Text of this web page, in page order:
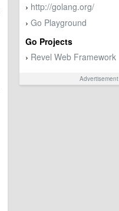
› http://golang.org/
› Go Playground
Go Projects
› Revel Web Framework
Advertisement